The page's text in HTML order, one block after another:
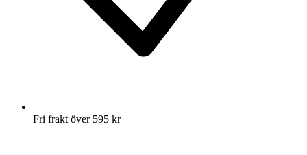
Fri frakt över 595 kr